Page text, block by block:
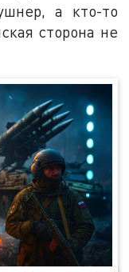
а кто-то
сторона не